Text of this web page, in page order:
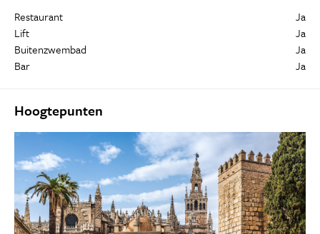
Restaurant
Ja
Lift
Ja
Buitenzwembad
Ja
Bar
Ja
Hoogtepunten